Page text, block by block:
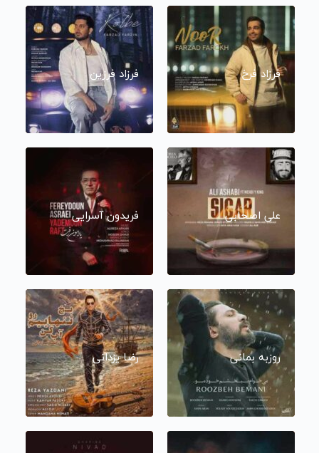
فرزاد فرخ فرزاد فرزین
علی اصحابی فریدون آسرایی
روزبه بمانی رضا یزدانی